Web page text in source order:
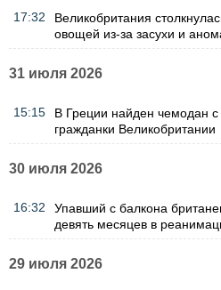
17:32
Великобритания
овощей из-за засухи и
31 июля 2026
15:15
В Греции найден чемодан
гражданки Великобритании
30 июля 2026
16:32
Упавший с балкона
девять месяцев в
29 июля 2026